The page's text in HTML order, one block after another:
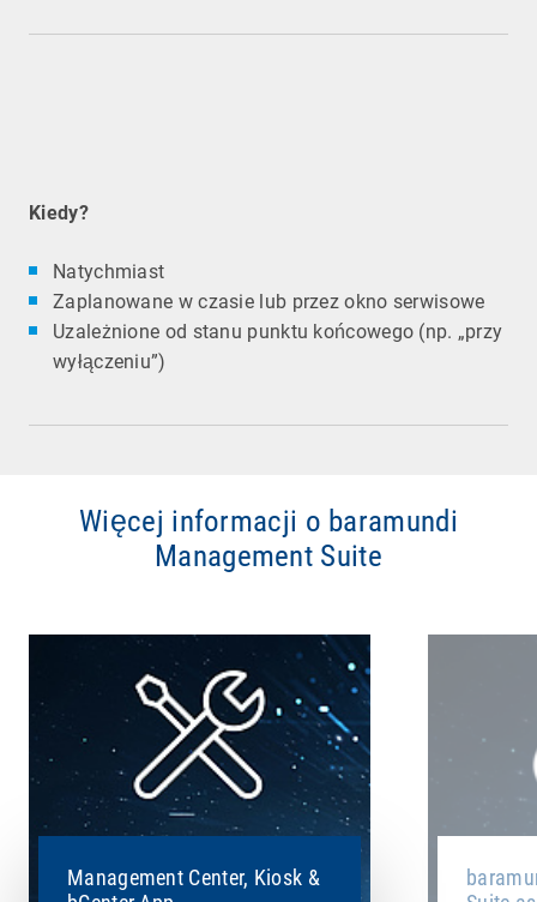
Kiedy?
Natychmiast
Zaplanowane w czasie lub przez okno serwisowe
Uzależnione od stanu punktu końcowego (np. „przy
wyłączeniu”)
Więcej informacji o baramundi
Management Suite
Management Center, Kiosk &